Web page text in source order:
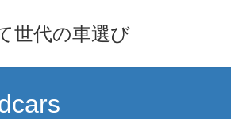
世代の車選び